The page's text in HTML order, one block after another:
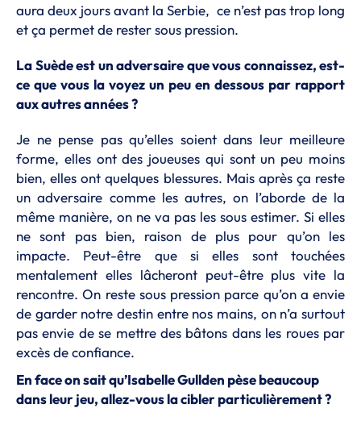
aura deux jours avant la Serbie, ce n’est pas trop long
et ça permet de rester sous pression.
La Suède est un adversaire que vous connaissez, est-
ce que vous la voyez un peu en dessous par rapport
aux autres années ?
Je ne pense pas qu’elles soient dans leur meilleure
forme, elles ont des joueuses qui sont un peu moins
bien, elles ont quelques blessures. Mais après ça reste
un adversaire comme les autres, on l’aborde de la
même manière, on ne va pas les sous estimer. Si elles
ne sont pas bien, raison de plus pour qu’on les
impacte. Peut-être que si elles sont touchées
mentalement elles lâcheront peut-être plus vite la
rencontre. On reste sous pression parce qu’on a envie
de garder notre destin entre nos mains, on n’a surtout
pas envie de se mettre des bâtons dans les roues par
excès de confiance.
En face on sait qu’Isabelle Gullden pèse beaucoup
dans leur jeu, allez-vous la cibler particulièrement ?